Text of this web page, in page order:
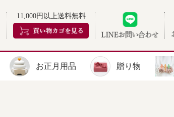
11,000円以上送料無料
お正月用品 贈り物